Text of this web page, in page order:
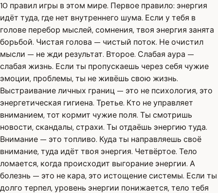
10 правил игры в этом мире. Первое правило: энергия
идёт туда, где нет внутреннего шума. Если у тебя в
голове перебор мыслей, сомнения, твоя энергия занята
борьбой. Чистая голова — чистый поток. Не очистил
мысли — не жди результат. Второе. Слабая аура —
слабая жизнь. Если ты пропускаешь через себя чужие
эмоции, проблемы, ты не живёшь свою жизнь.
Выстраивание личных границ — это не психология, это
энергетическая гигиена. Третье. Кто не управляет
вниманием, тот кормит чужие поля. Ты смотришь
новости, скандалы, страхи. Ты отдаёшь энергию туда.
Внимание — это топливо. Куда ты направляешь своё
внимание, туда идёт твоя энергия. Четвёртое. Тело
ломается, когда происходит выгорание энергии. А
болезнь — это не кара, это истощение системы. Если ты
долго терпел, уровень энергии понижается, тело тебя